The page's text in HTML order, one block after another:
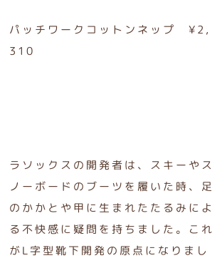
パッチワークコットンネップ ¥2,
310
ラソックスの開発者は、スキーやス
ノーボードのブーツを履いた時、足
のかかとや甲に生まれたたるみによ
る不快感に疑問を持ちました。これ
がL字型靴下開発の原点になりまし